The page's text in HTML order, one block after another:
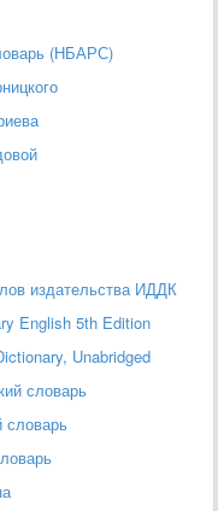
(НБАРС)
издательства ИДДК
English 5th Edition
Unabridged
словарь
словарь